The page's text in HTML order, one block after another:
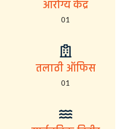
आरोग्य केंद्र
01
तलाठी ऑफिस
01